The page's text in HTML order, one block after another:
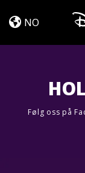
BigNO
Følg oss på